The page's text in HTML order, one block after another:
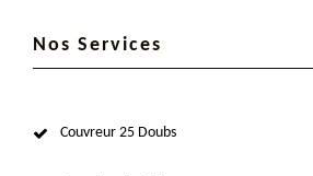
Nos Services
Couvreur 25 Doubs